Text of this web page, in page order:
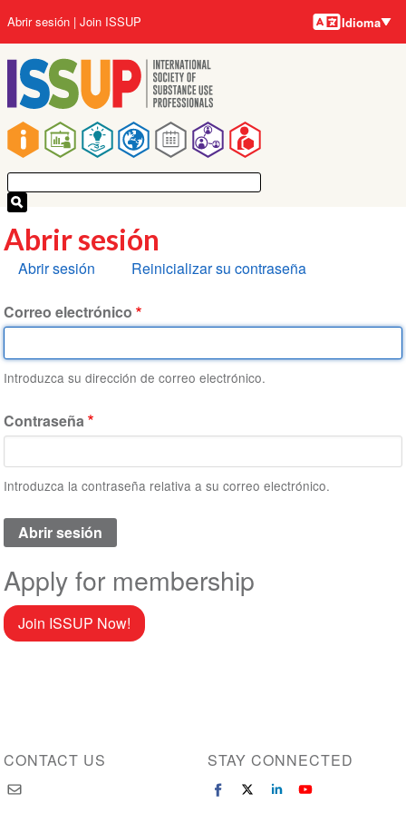
al
contenido
principal
Main
navigation
User
account
menu
Abrir sesión Join ISSUP Idiomas
Idioma
Abrir sesión
Solapas
Abrir sesión Reinicializar su contraseña
Correo electrónico
Introduzca su dirección de correo electrónico.
Contraseña
Introduzca la contraseña relativa a su correo electrónico.
Apply for membership
Join ISSUP Now!
CONTACT US STAY CONNECTED